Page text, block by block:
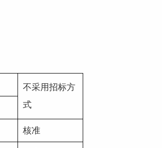
不采用招标方
式
核准